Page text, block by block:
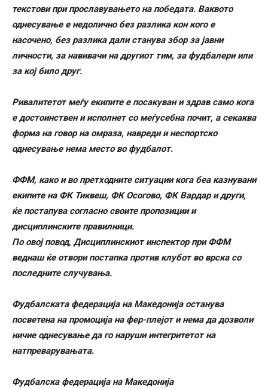
текстови при прославувањето на победата. Ваквото
однесување е недолично без разлика кон кого е
насочено, без разлика дали станува збор за јавни
личности, за навивачи на другиот тим, за фудбалери или
за кој било друг.
Ривалитетот меѓу екипите е посакуван и здрав само кога
е достоинствен и исполнет со меѓусебна почит, а секаква
форма на говор на омраза, навреди и неспортско
однесување нема место во фудбалот.
ФФМ, како и во претходните ситуации кога беа казнувани
екипите на ФК Тиквеш, ФК Осогово, ФК Вардар и други,
ќе постапува согласно своите пропозиции и
дисциплинските правилници.
По овој повод, Дисциплинскиот инспектор при ФФМ
веднаш ќе отвори постапка против клубот во врска со
последните случувања.
Фудбалската федерација на Македонија останува
посветена на промоција на фер-плејот и нема да дозволи
ничие однесување да го наруши интегритетот на
натпреварувањата.
Фудбалска федерација на Македонија